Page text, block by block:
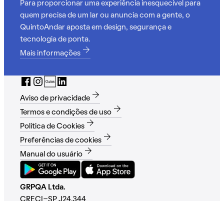
Para proporcionar uma experiência inesquecível para
quem precisa de um lar ou anuncia com a gente, o
QuintoAndar aposta em design, segurança e
tecnologia de ponta.
Mais informações
Aviso de privacidade
Termos e condições de uso
Política de Cookies
Preferências de cookies
Manual do usuário
GRPQA Ltda.